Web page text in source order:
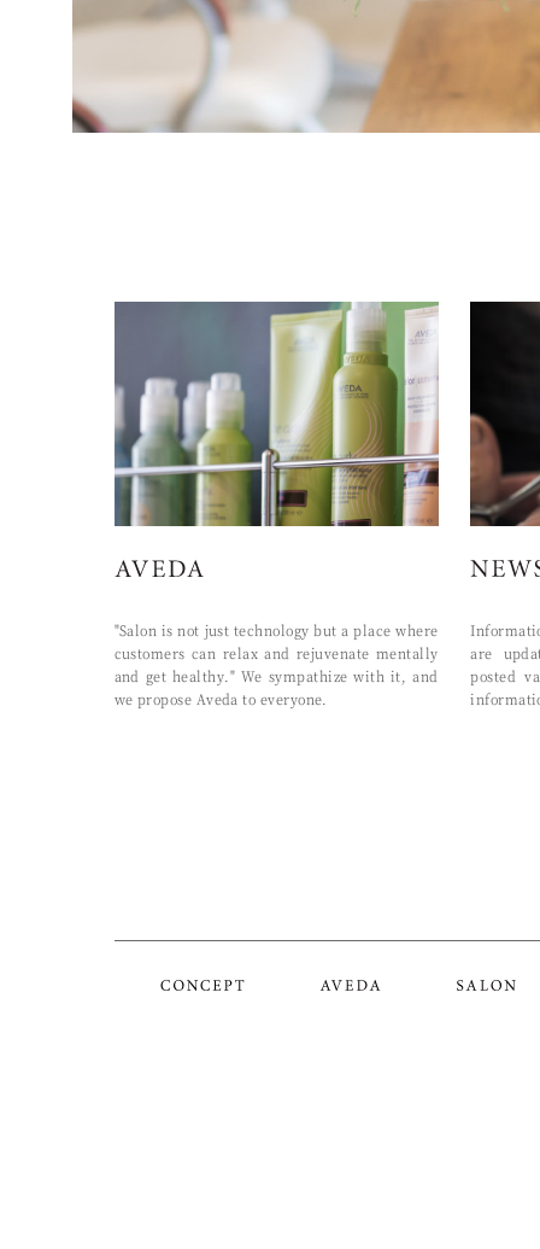
"Salon is not just technology but a place where
customers can relax and rejuvenate mentally
and get healthy." We sympathize with it, and
we propose Aveda to everyone.
are
posted